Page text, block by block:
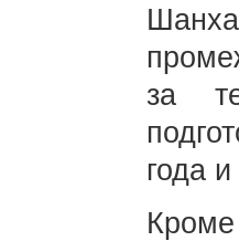
за
года